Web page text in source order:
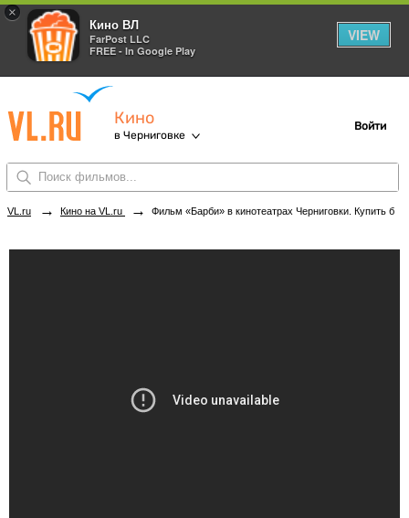
×
Кино ВЛ
FarPost LLC
FREE - In Google Play
VIEW
Кино
в Черниговке
Войти
VL.ru → Кино на VL.ru → Фильм «Барби» в кинотеатрах Черниговки. Купить билеты!